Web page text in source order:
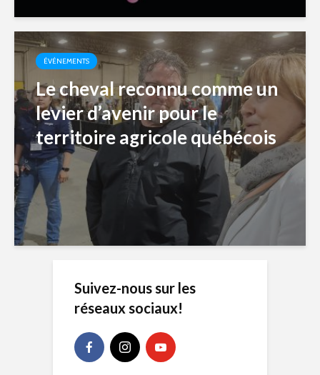
ÉVÉNEMENTS
Le cheval reconnu comme un
levier d’avenir pour le
territoire agricole québécois
Suivez-nous sur les
réseaux sociaux!